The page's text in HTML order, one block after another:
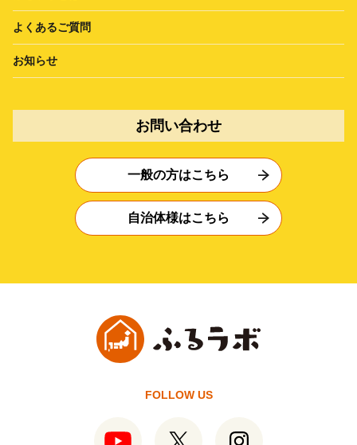
よくあるご質問
お知らせ
お問い合わせ
一般の方はこちら
自治体様はこちら
FOLLOW US